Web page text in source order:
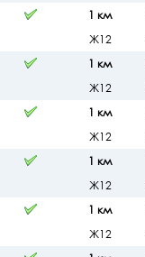
1 км
Ж12
1 км
Ж12
1 км
Ж12
1 км
Ж12
1 км
Ж12